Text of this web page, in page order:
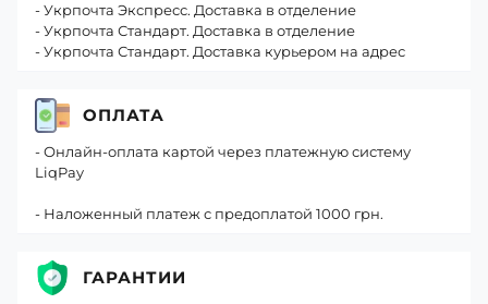
- Укрпочта Экспресс. Доставка в отделение
- Укрпочта Стандарт. Доставка в отделение
- Укрпочта Стандарт. Доставка курьером на адрес
ОПЛАТА
- Онлайн-оплата картой через платежную систему
LiqPay
- Наложенный платеж с предоплатой 1000 грн.
ГАРАНТИИ